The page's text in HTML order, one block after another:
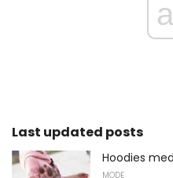
Last updated posts
Hoodies
MODE